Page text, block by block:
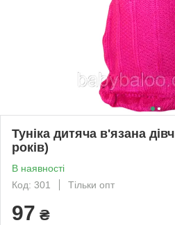
Туніка дитяча в'язана
років)
В наявності
Код: 301
Тільки опт
97 ₴